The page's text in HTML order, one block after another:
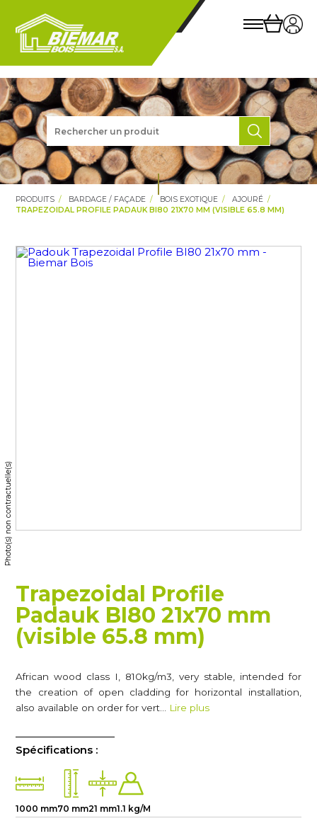
PRODUITS BARDAGE / FAÇADE BOIS EXOTIQUE
AJOURÉ
TRAPEZOIDAL PROFILE PADAUK BI80 21X70 MM (VISIBLE 65.8 MM)
Photo(s) non contractuelle(s)
Trapezoidal Profile
Padauk BI80 21x70 mm
(visible 65.8 mm)
African wood class I, 810kg/m3, very stable, intended for
the creation of open cladding for horizontal installation,
also available on order for vert… Lire plus
Spécifications :
1000 mm70 mm21 mm1.1 kg/M